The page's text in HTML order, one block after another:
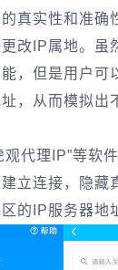
真实性和准确
改IP属地。虽
，但是用户可
，从而模拟出
观代理IP”等软
立连接，隐藏
的IP服务器地